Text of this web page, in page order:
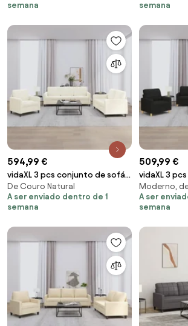
semana
semana
594,99 €
vidaXL 3 pcs conjunto de sofás
veludo cor creme
De Couro Natural
A ser enviado dentro de 1
semana
509,99 €
vidaXL 3
com
Moderno,
A ser
semana